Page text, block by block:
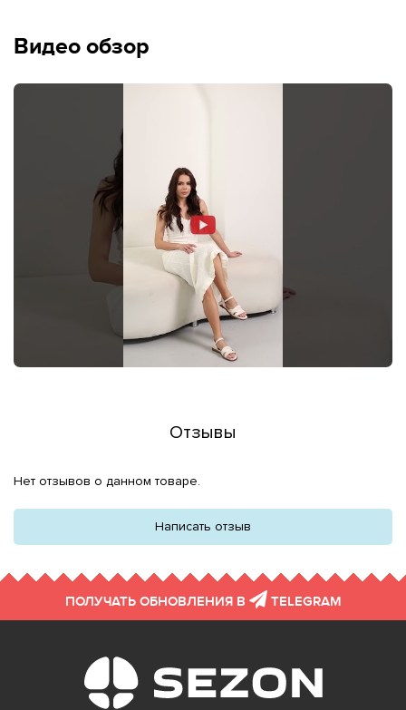
Видео обзор
Отзывы
Нет отзывов о данном товаре.
Написать отзыв
ПОЛУЧАТЬ ОБНОВЛЕНИЯ В TELEGRAM